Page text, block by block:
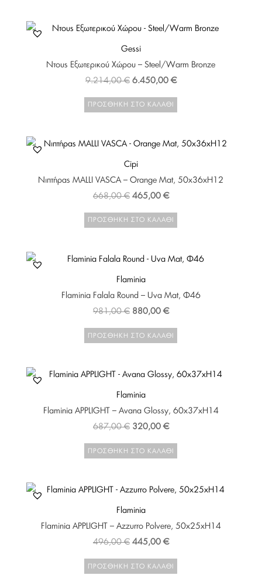
550,00 €.
Gessi
Ντους Εξωτερικού Χώρου – Steel/Warm Bronze
9.214,00€ Original
6.450,00 €Η
6.450,00 €.
ΠΡΟΣΘΉΚΗ ΣΤΟ ΚΑΛΆΘΙ
Cipi
Νιπτήρας MALLI VASCA – Orange Mat, 50x36xH12
668,00€ Original
price
was:
465,00 €Η
τρέχουσα
τιμή
465,00 €.
ΠΡΟΣΘΉΚΗ ΣΤΟ ΚΑΛΆΘΙ
Flaminia
Flaminia Falala Round – Uva Mat, Φ46
981,00€ Original
price
was:
880,00 €Η
τρέχουσα
τιμή
880,00 €.
ΠΡΟΣΘΉΚΗ ΣΤΟ ΚΑΛΆΘΙ
Flaminia
Flaminia APPLIGHT – Avana Glossy, 60x37xH14
687,00€ Original
price
was:
320,00 €Η
τρέχουσα
τιμή
320,00 €.
ΠΡΟΣΘΉΚΗ ΣΤΟ ΚΑΛΆΘΙ
Flaminia
Flaminia APPLIGHT – Azzurro Polvere, 50x25xH14
496,00€ Original
price
was:
445,00 €Η
τρέχουσα
τιμή
ΠΡΟΣΘΉΚΗ ΣΤΟ ΚΑΛΆΘΙ